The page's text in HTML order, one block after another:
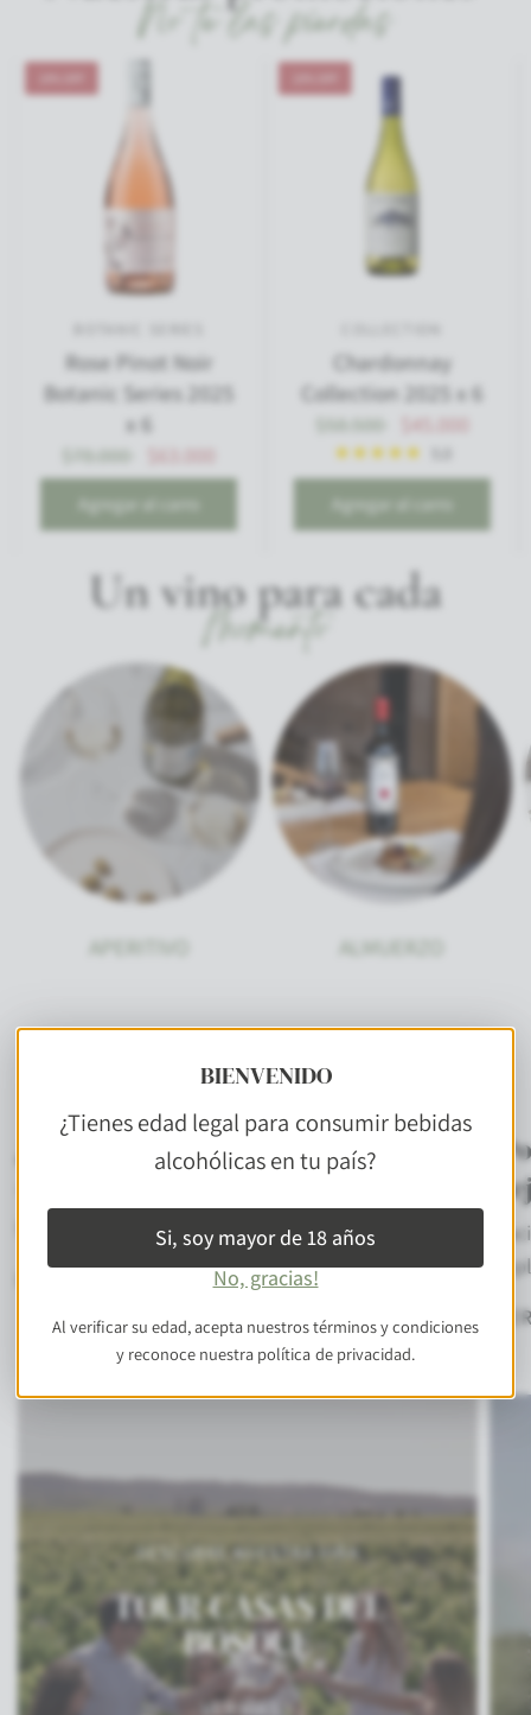
Rose Pinot Noir
Botanic Series 2025
x 6
$78.000
Agregar al carro
Chardonnay
Collection 2025 x 6
$58.500 $45.000
Agregar al carro
APERITIVO ALMUERZO
¿Cómo se toman los vinos blancos?
DESCUBRE NUESTRA VIÑA
TOUR CASAS DEL
BOSQUE
VER MÁS
BIENVENIDO
¿Tienes edad legal para consumir bebidas
alcohólicas en tu país?
Si, soy mayor de 18 años
No, gracias!
Al verificar su edad, acepta nuestros términos y condiciones
y reconoce nuestra política de privacidad.